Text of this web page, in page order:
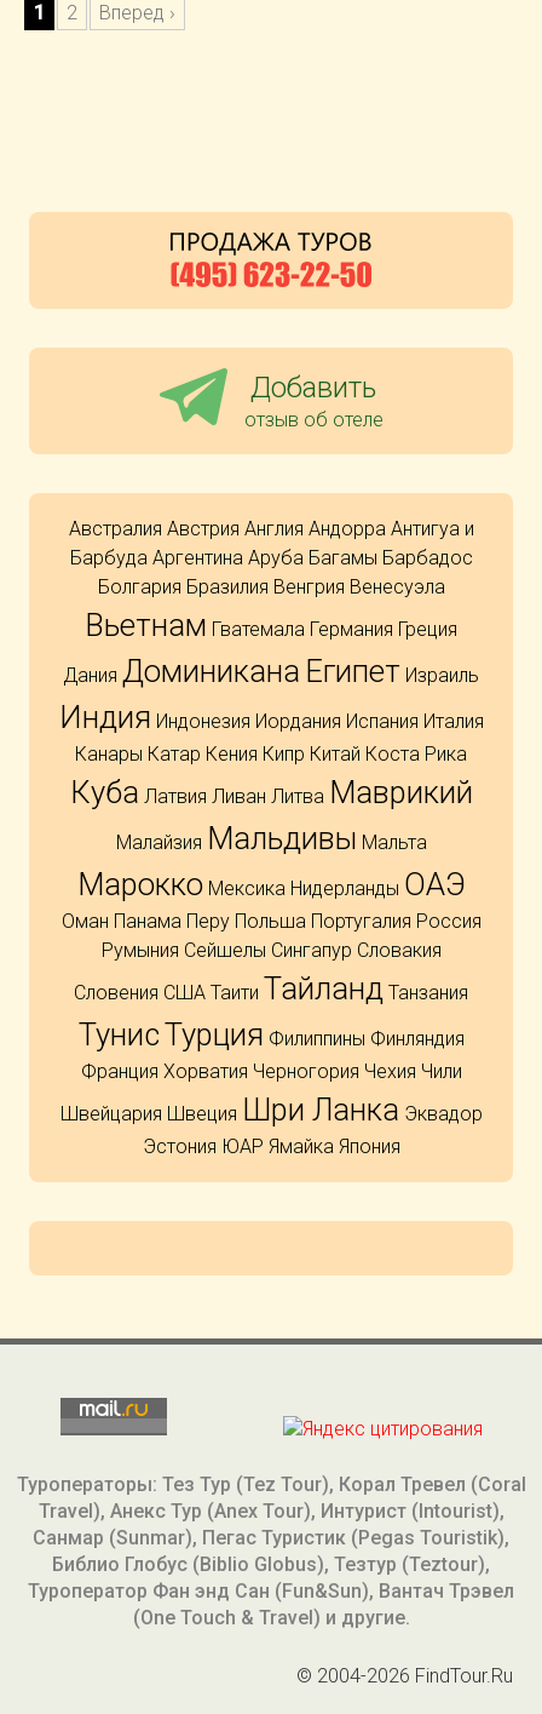
1 2 Вперед ›
Добавить
отзыв об отеле
Австралия Австрия Англия Андорра Антигуа и
Барбуда Аргентина Аруба Багамы Барбадос
Болгария Бразилия Венгрия Венесуэла
Вьетнам Гватемала Германия Греция
Дания Доминикана Египет Израиль
Индия Индонезия Иордания Испания Италия
Канары Катар Кения Кипр Китай Коста Рика
Куба Латвия Ливан Литва Маврикий
Малайзия Мальдивы Мальта
Марокко Мексика Нидерланды ОАЭ
Оман Панама Перу Польша Португалия Россия
Румыния Сейшелы Сингапур Словакия
Словения США Таити Тайланд Танзания
ТунисТурция Филиппины Финляндия
Франция Хорватия Черногория Чехия Чили
Швейцария Швеция Шри Ланка Эквадор
Эстония ЮАР Ямайка Япония
Туроператоры: Тез Тур (Tez Tour), Корал Тревел (Coral
Travel), Анекс Тур (Anex Tour), Интурист (Intourist),
Санмар (Sunmar), Пегас Туристик (Pegas Touristik),
Библио Глобус (Biblio Globus), Тезтур (Teztour),
Туроператор Фан энд Сан (Fun&Sun), Вантач Трэвел
(One Touch & Travel) и другие.
© 2004-2026 FindTour.Ru